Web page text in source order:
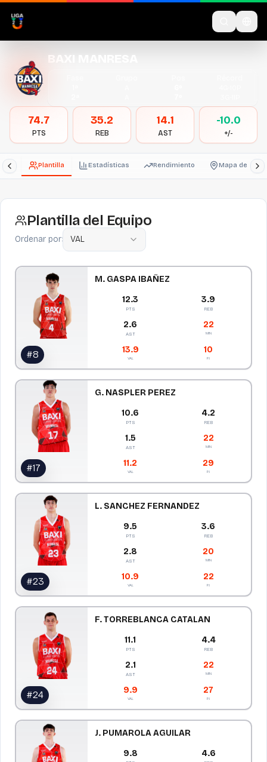
74.7
PTS
35.2
REB
14.1
AST
-10.0
+/-
Plantilla Estadísticas Rendimiento Mapa de tiros
Plantilla del Equipo
Ordenar por: VAL
#8
M. GASPA IBAÑEZ
12.3
PTS
3.9
REB
2.6
AST
22
MIN
13.9
VAL
10
PJ
#17
G. NASPLER PEREZ
10.6
PTS
4.2
REB
1.5
AST
22
MIN
11.2
VAL
29
PJ
#23
L. SANCHEZ FERNANDEZ
9.5
PTS
3.6
REB
2.8
AST
20
MIN
10.9
VAL
22
PJ
#24
F. TORREBLANCA CATALAN
11.1
PTS
4.4
REB
2.1
AST
22
MIN
9.9
VAL
27
PJ
J. PUMAROLA AGUILAR
9.8
4.6